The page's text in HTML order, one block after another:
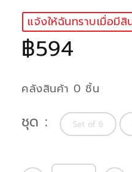
฿594
คลังสินค้า 0 ชิ้น
แจ้งให้ฉันทราบเมื่อมี
ชุด Set of 6